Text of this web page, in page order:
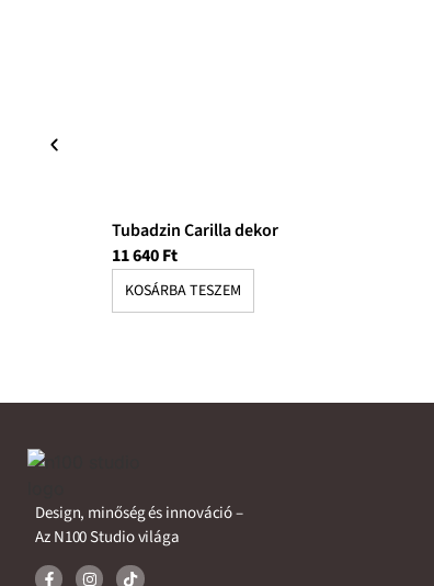
Tubadzin Carilla dekor
11 640Ft
KOSÁRBA TESZEM
Design, minőség és innováció –
Az N100 Studio világa